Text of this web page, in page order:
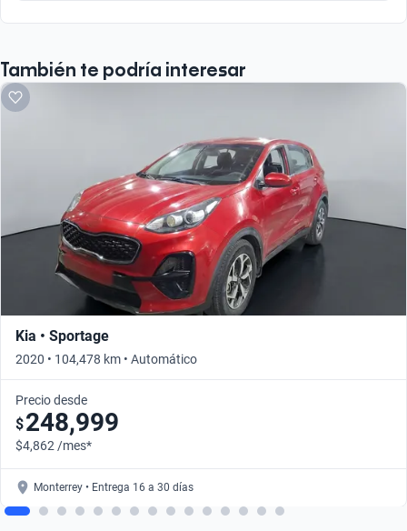
También te podría interesar
Kia • Sportage
2020 • 104,478 km • Automático
Precio desde
$248,999
$4,862 /mes*
Monterrey • Entrega 16 a 30 días